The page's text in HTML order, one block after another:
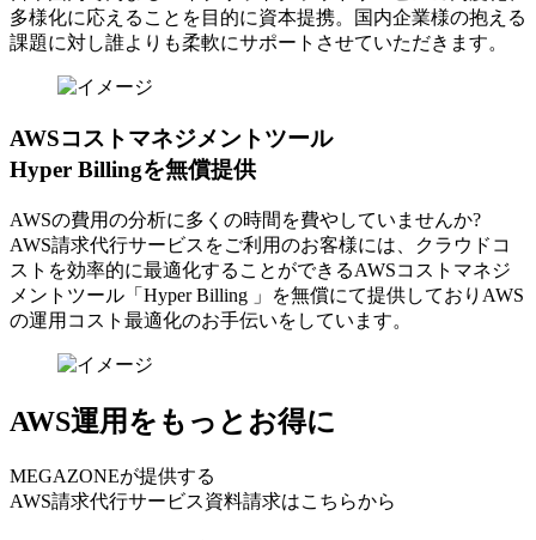
多様化に応えることを目的に資本提携。国内企業様の抱える
課題に対し誰よりも柔軟にサポートさせていただきます。
AWSコストマネジメントツール
Hyper Billingを無償提供
AWSの費⽤の分析に多くの時間を費やしていませんか?
AWS請求代⾏サービスをご利⽤のお客様には、クラウドコ
ストを効率的に最適化することができるAWSコストマネジ
メントツール「Hyper Billing 」を無償にて提供しておりAWS
の運⽤コスト最適化のお⼿伝いをしています。
AWS運用をもっとお得に
MEGAZONEが提供する
AWS請求代行サービス資料請求はこちらから